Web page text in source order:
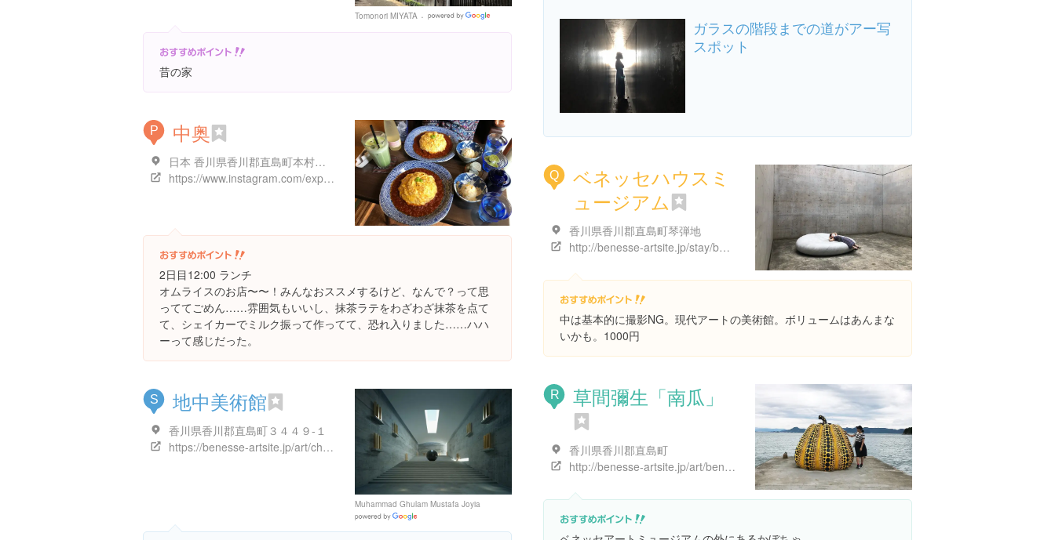
ガラスの階段までの道がアー写
スポット
Tomonori MIYATA
Places
昔の家
P 中奥
日本 香川県香川郡直島町本村中奥1167
https://www.instagram.com/explore/locations/996838482
2日目12:00 ランチ
オムライスのお店〜〜！みんなおススメするけど、なんで？って思
っててごめん……雰囲気もいいし、抹茶ラテをわざわざ抹茶を点て
て、シェイカーでミルク振って作ってて、恐れ入りました……ハハ
ーって感じだった。
Q
ベネッセハウスミ
ュージアム
香川県香川郡直島町琴弾地
http://benesse-artsite.jp/stay/benessehouse/
中は基本的に撮影NG。現代アートの美術館。ボリュームはあんまな
いかも。1000円
R 草間彌生「南瓜」
香川県香川郡直島町
http://benesse-artsite.jp/art/benessehouse-museum.html
S 地中美術館
香川県香川郡直島町３４４９-１
https://benesse-artsite.jp/art/chichu.html
Muhammad Ghulam Mustafa Joyia
Places